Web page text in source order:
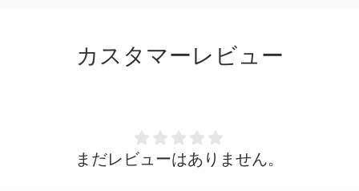
カスタマーレビュー
まだレビューはありません。